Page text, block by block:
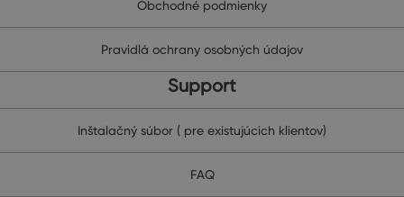
Obchodné podmienky
Pravidlá ochrany osobných údajov
Support
Inštalačný súbor ( pre existujúcich klientov)
FAQ